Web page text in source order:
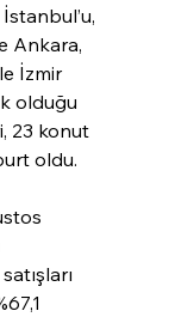
Ankara,
İzmir
olduğu
23 konut
oldu.